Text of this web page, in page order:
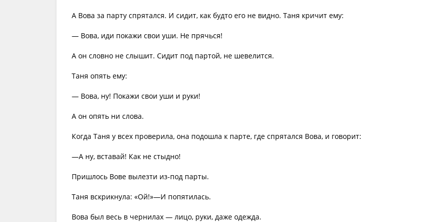
А Вова за парту спрятался. И сидит, как будто его не видно. Таня кричит ему:
— Вова, иди покажи свои уши. Не прячься!
А он словно не слышит. Сидит под партой, не шевелится.
Таня опять ему:
— Вова, ну! Покажи свои уши и руки!
А он опять ни слова.
Когда Таня у всех проверила, она подошла к парте, где спрятался Вова, и говорит:
—А ну, вставай! Как не стыдно!
Пришлось Вове вылезти из-под парты.
Таня вскрикнула: «Ой!»—И попятилась.
Вова был весь в чернилах — лицо, руки, даже одежда.